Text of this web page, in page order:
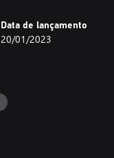
Data de lançamento
20/01/2023